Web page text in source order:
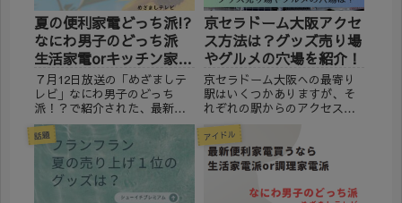
夏の便利家電どっち派!?
なにわ男子のどっち派
生活家電orキッチン家電
めざましテレビ
７月12日放送の「めざましテ
レビ」なにわ男子のどっち
派！？で紹介された、最新！
夏の便利家電どっち派 夏の必
需品、多機能な扇風機や空気
清浄機などの生活家電 専門店
のような楽してできる最新キ
ッチン家電 それぞれ暑い夏を
乗り越えるための便利家電
京セラドーム大阪アクセ
ス方法は？グッズ売り場
やグルメの穴場を紹介！
京セラドーム大阪への最寄り
駅はいくつかありますが、そ
れぞれの駅からのアクセス
や、グッズ売り場の場所、京
セラドーム大阪内の食事の穴
場について書いていきます
ね。 「心斎橋」おすすめホテ
阪心斎橋 お風呂トイレ別で快
話題 アイドル